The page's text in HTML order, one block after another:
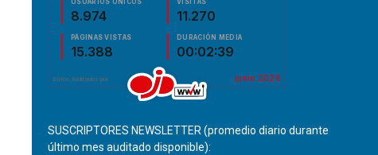
SUSCRIPTORES NEWSLETTER (promedio diario durante
último mes auditado disponible):